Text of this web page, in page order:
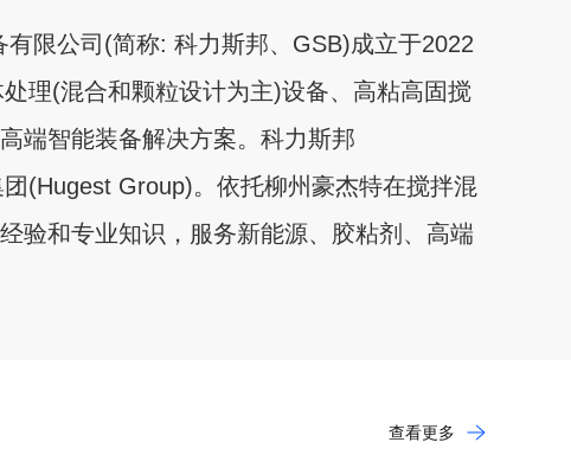
公司(简称: 科力斯邦、GSB)成立于2022
理(混合和颗粒设计为主)设备、高粘高固搅
端智能装备解决方案。科力斯邦
(Hugest Group)。依托柳州豪杰特在搅拌混
验和专业知识，服务新能源、胶粘剂、高端
查看更多